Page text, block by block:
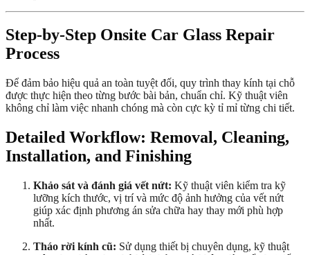
Step-by-Step Onsite Car Glass Repair
Process
Để đảm bảo hiệu quả an toàn tuyệt đối, quy trình thay kính tại chỗ
được thực hiện theo từng bước bài bản, chuẩn chỉ. Kỹ thuật viên
không chỉ làm việc nhanh chóng mà còn cực kỳ tỉ mỉ từng chi tiết.
Detailed Workflow: Removal, Cleaning,
Installation, and Finishing
Khảo sát và đánh giá vết nứt: Kỹ thuật viên kiểm tra kỹ
lưỡng kích thước, vị trí và mức độ ảnh hưởng của vết nứt
giúp xác định phương án sửa chữa hay thay mới phù hợp
nhất.
Tháo rời kính cũ: Sử dụng thiết bị chuyên dụng, kỹ thuật